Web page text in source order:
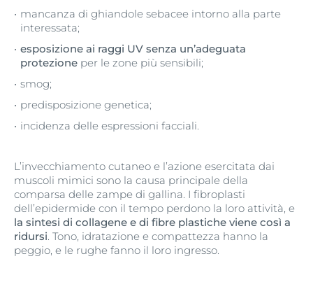
mancanza di ghiandole sebacee intorno alla parte
interessata;
esposizione ai raggi UV senza un’adeguata
protezione per le zone più sensibili;
smog;
predisposizione genetica;
incidenza delle espressioni facciali.
L’invecchiamento cutaneo e l’azione esercitata dai
muscoli mimici sono la causa principale della
comparsa delle zampe di gallina. I fibroplasti
dell’epidermide con il tempo perdono la loro attività, e
la sintesi di collagene e di fibre plastiche viene così a
ridursi. Tono, idratazione e compattezza hanno la
peggio, e le rughe fanno il loro ingresso.